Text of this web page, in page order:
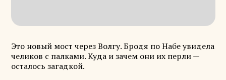
Это новый мост через Волгу. Бродя по Набе увидела
челиков с палками. Куда и зачем они их перли —
осталось загадкой.